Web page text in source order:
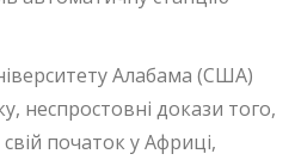
Алабама (США)
неспростовні докази того,
початок у Африці,